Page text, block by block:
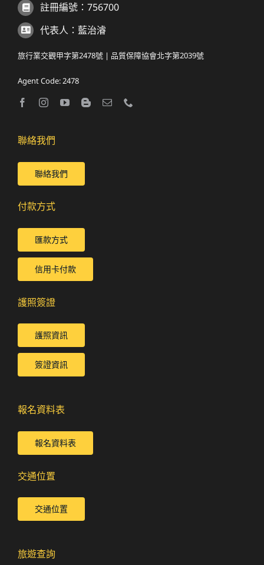
註冊編號：756700
代表人：藍治濬
旅行業交觀甲字第2478號 | 品質保障協會北字第2039號
Agent Code: 2478
聯絡我們
聯絡我們
付款方式
匯款方式
信用卡付款
護照簽證
護照資訊
簽證資訊
報名資料表
報名資料表
交通位置
交通位置
旅遊查詢